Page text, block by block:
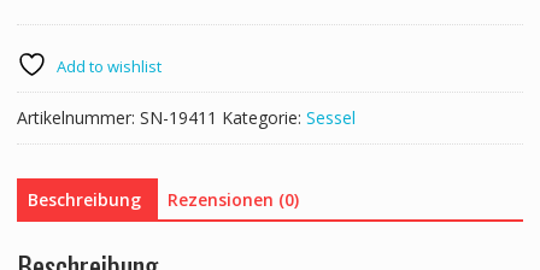
blau
Menge
Add to wishlist
Artikelnummer: SN-19411 Kategorie: Sessel
Beschreibung Rezensionen (0)